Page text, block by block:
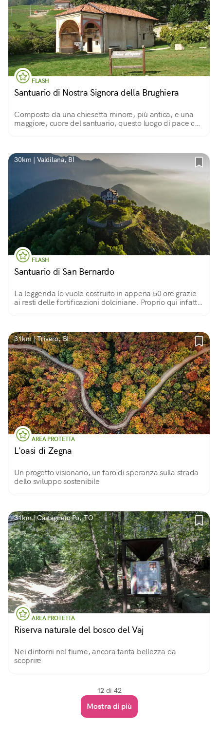
FLASH
Santuario di Nostra Signora della Brughiera
Composto da una chiesetta minore, più antica, e una
maggiore, cuore del santuario, questo luogo di pace che
30km | Valdilana, BI
FLASH
Santuario di San Bernardo
La leggenda lo vuole costruito in appena 50 ore grazie
ai resti delle fortificazioni dolciniane. Proprio qui infatti,
31km | Trivero, BI
AREA PROTETTA
L'oasi di Zegna
Un progetto visionario, un faro di speranza sulla strada
dello sviluppo sostenibile
31km | Castagneto Po, TO
AREA PROTETTA
Riserva naturale del bosco del Vaj
Nei dintorni nel fiume, ancora tanta bellezza da
scoprire
12 di 42
Mostra di più